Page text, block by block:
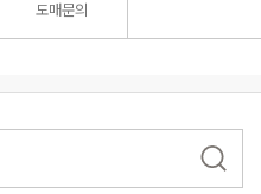
도매문의